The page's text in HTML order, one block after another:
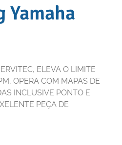
Yamaha
ELEVA O LIMITE
OPERA COM MAPAS DE
INCLUSIVE PONTO E
PEÇA DE